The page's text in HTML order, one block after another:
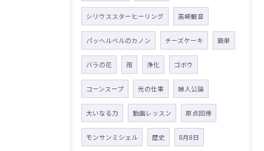
シリウススターヒーリング 高崎観音
パッヘルベルのカノン チーズケーキ 簡単
バラの花 雨 浄化 ゴボウ
コーンスープ 光の仕事 婦人公論
大いなる力 動画レッスン 原点回帰
モンサンミシェル 歴史 8月8日